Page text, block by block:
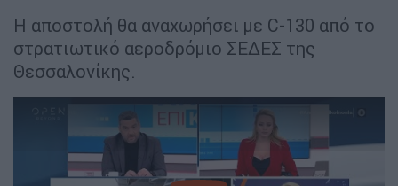
Η αποστολή θα αναχωρήσει με C-130 από το
στρατιωτικό αεροδρόμιο ΣΕΔΕΣ της
Θεσσαλονίκης.